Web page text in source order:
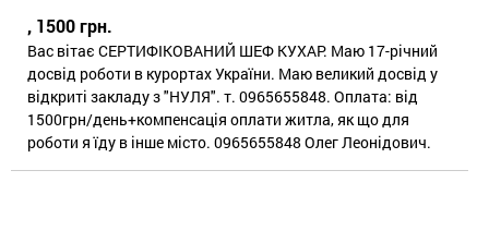
, 1500 грн.
Вас вітає СЕРТИФІКОВАНИЙ ШЕФ КУХАР. Маю 17-річний
досвід роботи в курортах України. Маю великий досвід у
відкриті закладу з "НУЛЯ". т. 0965655848. Оплата: від
1500грн/день+компенсація оплати житла, як що для
роботи я їду в інше місто. 0965655848 Олег Леонідович.